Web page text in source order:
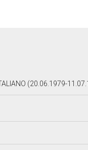
(20.06.1979-